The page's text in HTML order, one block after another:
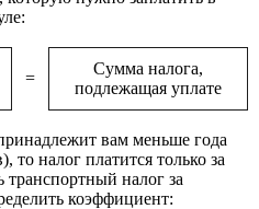
=
Сумма налога,
подлежащая уплате
вам меньше года
то налог платится только за
транспортный налог за
коэффициент: